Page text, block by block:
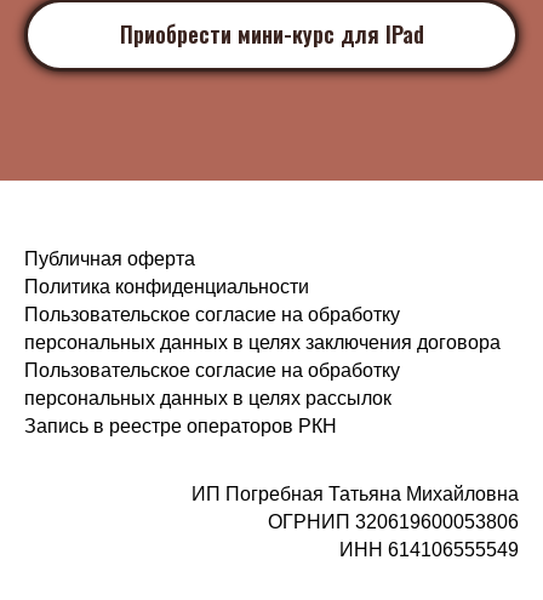
Приобрести мини-курс для IPad
Публичная оферта
Политика конфиденциальности
Пользовательское согласие на обработку
персональных данных в целях заключения договора
Пользовательское согласие на обработку
персональных данных в целях рассылок
Запись в реестре операторов РКН
ИП Погребная Татьяна Михайловна
ОГРНИП 320619600053806
ИНН 614106555549